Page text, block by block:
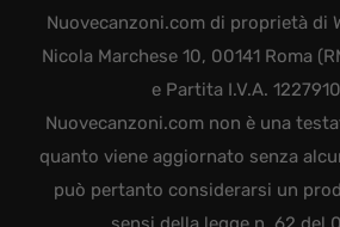
Nuovecanzoni.com di proprietà di
Nicola Marchese 10, 00141 Roma
e Partita I.V.A.
Nuovecanzoni.com non è una
quanto viene aggiornato senza
può pertanto considerarsi un